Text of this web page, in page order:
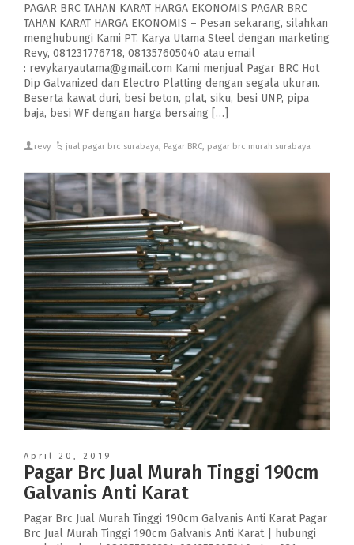
PAGAR BRC TAHAN KARAT HARGA EKONOMIS PAGAR BRC
TAHAN KARAT HARGA EKONOMIS – Pesan sekarang, silahkan
menghubungi Kami PT. Karya Utama Steel dengan marketing
Revy, 081231776718, 081357605040 atau email
: revykaryautama@gmail.com Kami menjual Pagar BRC Hot
Dip Galvanized dan Electro Platting dengan segala ukuran.
Beserta kawat duri, besi beton, plat, siku, besi UNP, pipa
baja, besi WF dengan harga bersaing […]
revy jual pagar brc surabaya, Pagar BRC, pagar brc murah surabaya
April 20, 2019
Pagar Brc Jual Murah Tinggi 190cm
Galvanis Anti Karat
Pagar Brc Jual Murah Tinggi 190cm Galvanis Anti Karat Pagar
Brc Jual Murah Tinggi 190cm Galvanis Anti Karat | hubungi